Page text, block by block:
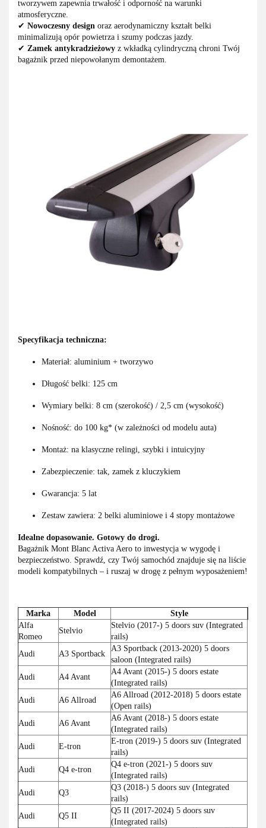
tworzywem zapewnia trwałość i odporność na warunki
atmosferyczne.
✔ Nowoczesny design oraz aerodynamiczny kształt belki
minimalizują opór powietrza i szumy podczas jazdy.
✔ Zamek antykradzieżowy z wkładką cylindryczną chroni Twój
bagażnik przed niepowołanym demontażem.
Specyfikacja techniczna:
Materiał: aluminium + tworzywo
Długość belki: 125 cm
Wymiary belki: 8 cm (szerokość) / 2,5 cm (wysokość)
Nośność: do 100 kg* (w zależności od modelu auta)
Montaż: na klasyczne relingi, szybki i intuicyjny
Zabezpieczenie: tak, zamek z kluczykiem
Gwarancja: 5 lat
Zestaw zawiera: 2 belki aluminiowe i 4 stopy montażowe
Idealne dopasowanie. Gotowy do drogi.
Bagażnik Mont Blanc Activa Aero to inwestycja w wygodę i
bezpieczeństwo. Sprawdź, czy Twój samochód znajduje się na liście
modeli kompatybilnych – i ruszaj w drogę z pełnym wyposażeniem!
Marka Model
Style
Alfa
Romeo
Stelvio
Stelvio (2017-) 5 doors suv (Integrated
rails)
Audi
A3 Sportback
A3 Sportback (2013-2020) 5 doors
saloon (Integrated rails)
Audi
A4 Avant
A4 Avant (2015-) 5 doors estate
(Integrated rails)
Audi
A6 Allroad
A6 Allroad (2012-2018) 5 doors estate
(Open rails)
Audi
A6 Avant
A6 Avant (2018-) 5 doors estate
(Integrated rails)
Audi
E-tron
E-tron (2019-) 5 doors suv (Integrated
rails)
Audi
Q4 e-tron
Q4 e-tron (2021-) 5 doors suv
(Integrated rails)
Audi
Q3
Q3 (2018-) 5 doors suv (Integrated
rails)
Audi
Q5 II
Q5 II (2017-2024) 5 doors suv
(Integrated rails)